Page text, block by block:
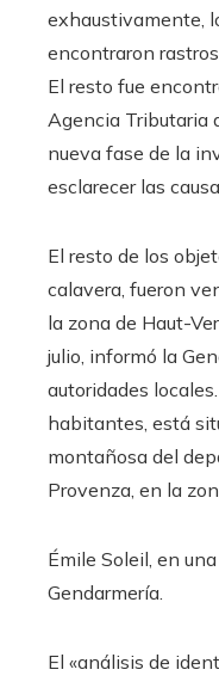
exhaustivamente,
encontraron
El resto fue
Agencia Tributaria
nueva fase de la
esclarecer las
El resto de los
calavera, fueron
la zona de Haut-
julio, informó la
autoridades
habitantes, está
montañosa del
Provenza, en la
Émile Soleil, en
Gendarmería.
El «análisis de